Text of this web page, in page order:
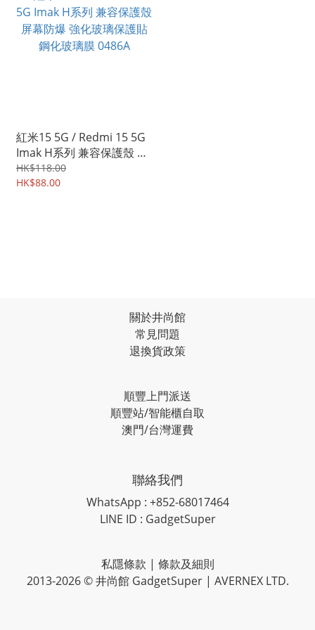
紅米15 5G / Redmi 15 5G
Imak H系列 兼容保護殼 屏
幕防爆 強化玻璃保護貼 鋼
化玻璃膜 0486A
HK$118.00
HK$88.00
關於井尚館
常見問題
退換貨政策
順豐上門派送
順豐站/智能櫃自取
澳門/台灣運費
聯絡我們
WhatsApp : +852-68017464
LINE ID : GadgetSuper
私隱條款 | 條款及細則
2013-2026 © 井尚館 GadgetSuper | AVERNEX LTD.